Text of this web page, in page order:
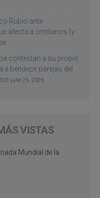
Rubio ante
afecta a cristianos (y
contestan a su propio
a bendecir parejas del
julio 25, 2026
VISTAS
Mundial de la